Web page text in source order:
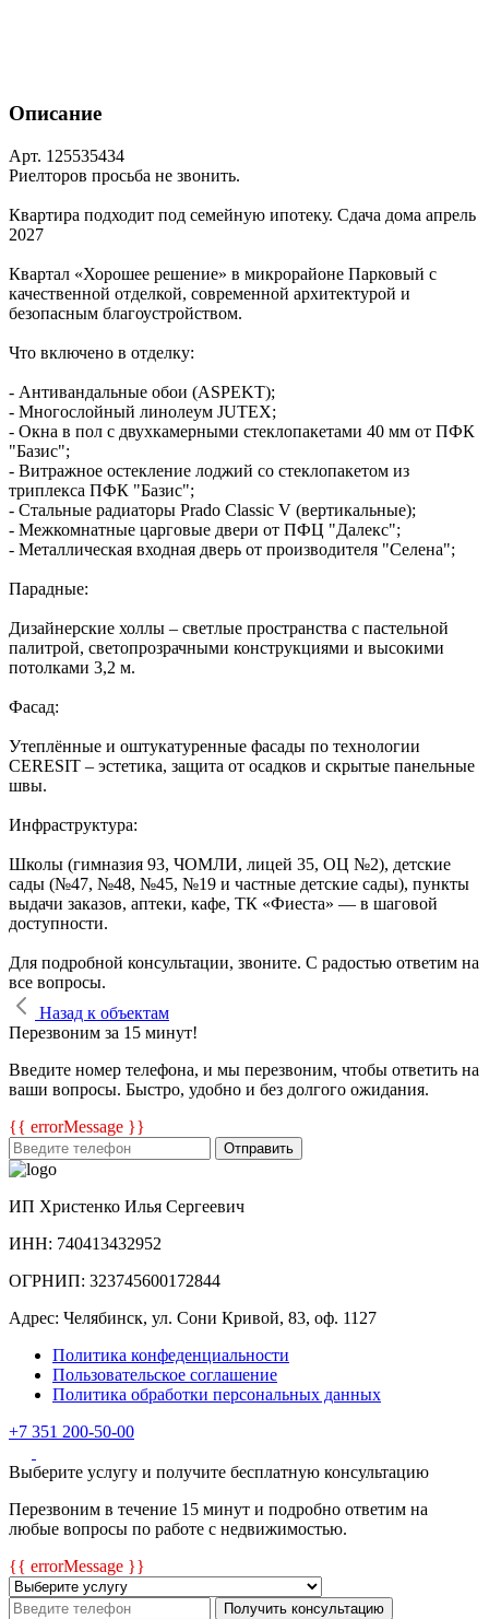
Описание
Арт. 125535434
Риелторов просьба не звонить.
Квартира подходит под семейную ипотеку. Сдача дома апрель
2027
Квартал «Хорошее решение» в микрорайоне Парковый с
качественной отделкой, современной архитектурой и
безопасным благоустройством.
Что включено в отделку:
- Антивандальные обои (ASPEKT);
- Многослойный линолеум JUTEX;
- Окна в пол с двухкамерными стеклопакетами 40 мм от ПФК
"Базис";
- Витражное остекление лоджий со стеклопакетом из
триплекса ПФК "Базис";
- Стальные радиаторы Prado Classic V (вертикальные);
- Межкомнатные царговые двери от ПФЦ "Далекс";
- Металлическая входная дверь от производителя "Селена";
Парадные:
Дизайнерские холлы – светлые пространства с пастельной
палитрой, светопрозрачными конструкциями и высокими
потолками 3,2 м.
Фасад:
Утеплённые и оштукатуренные фасады по технологии
CERESIT – эстетика, защита от осадков и скрытые панельные
швы.
Инфраструктура:
Школы (гимназия 93, ЧОМЛИ, лицей 35, ОЦ №2), детские
сады (№47, №48, №45, №19 и частные детские сады), пункты
выдачи заказов, аптеки, кафе, ТК «Фиеста» — в шаговой
доступности.
Для подробной консультации, звоните. С радостью ответим на
все вопросы.
Назад к объектам
Перезвоним за 15 минут!
Введите номер телефона, и мы перезвоним, чтобы ответить на
ваши вопросы. Быстро, удобно и без долгого ожидания.
{{ errorMessage }}
Отправить
ИП Христенко Илья Сергеевич
ИНН: 740413432952
ОГРНИП: 323745600172844
Адрес: Челябинск, ул. Сони Кривой, 83, оф. 1127
Политика конфеденциальности
Пользовательское соглашение
Политика обработки персональных данных
+7 351 200-50-00
Выберите услугу и получите бесплатную консультацию
Перезвоним в течение 15 минут и подробно ответим на
любые вопросы по работе с недвижимостью.
{{ errorMessage }}
Получить консультацию